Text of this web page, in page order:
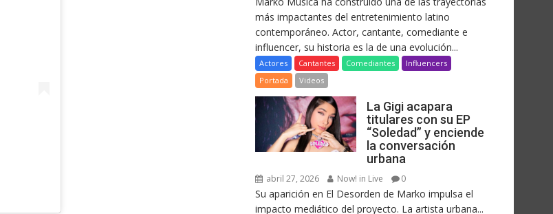
más impactantes del entretenimiento latino
contemporáneo. Actor, cantante, comediante e
influencer, su historia es la de una evolución...
Actores Cantantes Comediantes
Influencers
Portada
Videos
La Gigi acapara
titulares con su EP
“Soledad” y enciende
la conversación
urbana
abril 27, 2026 Now! in Live 0
Su aparición en El Desorden de Marko impulsa el
impacto mediático del proyecto. La artista urbana...